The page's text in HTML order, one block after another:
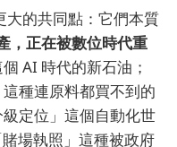
大的共同點：它們本質
，正在被數位時代重
AI 時代的新石油；
種連原料都買不到的
定位」這個自動化世
場執照」這種被政府